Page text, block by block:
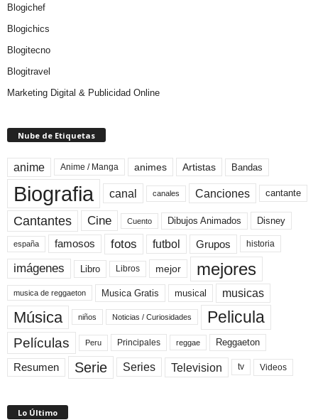
Blogichef
Blogichics
Blogitecno
Blogitravel
Marketing Digital & Publicidad Online
Nube de Etiquetas
anime Anime / Manga animes Artistas Bandas
Biografia canal canales Canciones cantante
Cantantes Cine Cuento Dibujos Animados Disney
españa famosos fotos futbol Grupos historia
imágenes Libro Libros mejor mejores
musica de reggaeton Musica Gratis musical musicas
Música niños Noticias / Curiosidades Pelicula
Películas Peru Principales reggae Reggaeton
Resumen Serie Series Television tv Videos
Lo Último